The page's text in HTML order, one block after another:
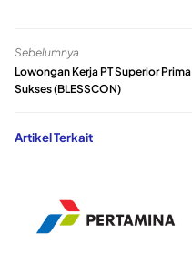
Sebelumnya
Lowongan Kerja PT Superior Prima
Sukses (BLESSCON)
Artikel Terkait